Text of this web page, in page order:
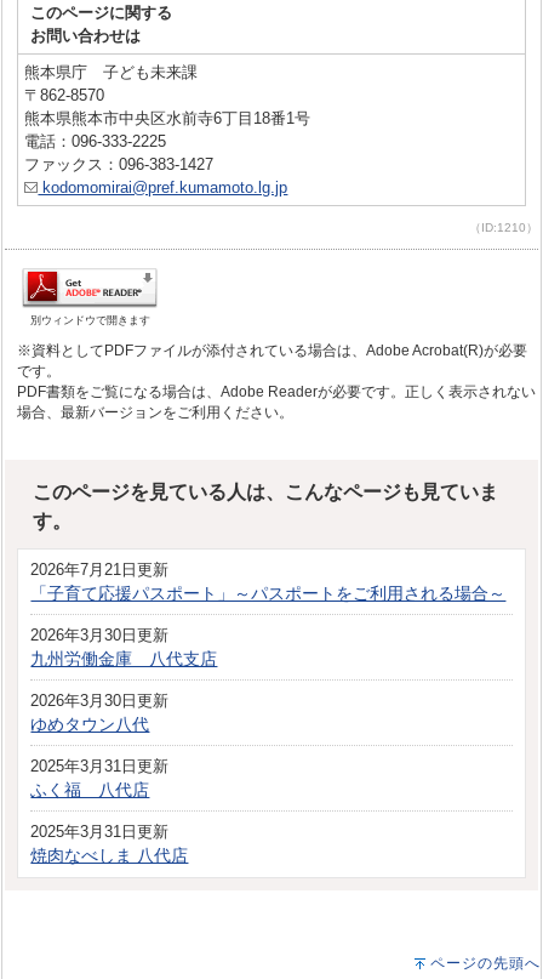
このページに関する
お問い合わせは
熊本県庁 子ども未来課
〒862-8570
熊本県熊本市中央区水前寺6丁目18番1号
電話：096-333-2225
ファックス：096-383-1427
kodomomirai@pref.kumamoto.lg.jp
（ID:1210）
別ウィンドウで開きます
※資料としてPDFファイルが添付されている場合は、Adobe Acrobat(R)が必要
です。
PDF書類をご覧になる場合は、Adobe Readerが必要です。正しく表示されない
場合、最新バージョンをご利用ください。
このページを見ている人は、こんなページも見ていま
す。
2026年7月21日更新
「子育て応援パスポート」～パスポートをご利用される場合～
2026年3月30日更新
九州労働金庫 八代支店
2026年3月30日更新
ゆめタウン八代
2025年3月31日更新
ふく福 八代店
2025年3月31日更新
焼肉なべしま 八代店
ページの先頭へ